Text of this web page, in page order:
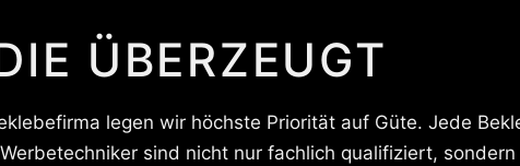
ÜBERZEUGT
legen wir höchste Priorität auf Güte. Jede
sind nicht nur fachlich qualifiziert,